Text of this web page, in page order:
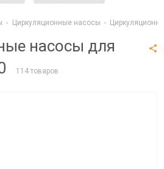
- Циркуляционные насосы -
насосы для
114 товаров